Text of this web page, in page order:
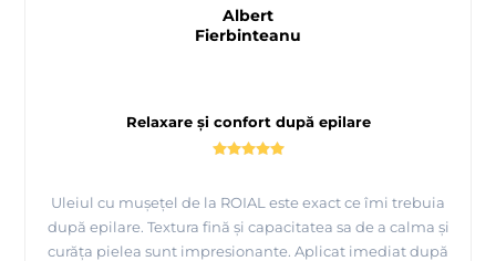
Relaxare și confort după epilare
Uleiul cu mușețel de la ROIAL este exact ce îmi trebuia
după epilare. Textura fină și capacitatea sa de a calma și
curăța pielea sunt impresionante. Aplicat imediat după
Albert
Fierbinteanu